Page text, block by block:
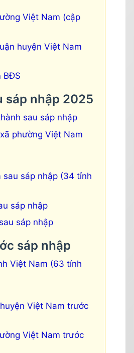
Việt Nam (cập
huyện Việt Nam
BĐS
sáp nhập 2025
sau sáp nhập
phường Việt Nam
sau sáp nhập (34 tỉnh
sáp nhập
sáp nhập
sáp nhập
Việt Nam (63 tỉnh
Việt Nam trước
Việt Nam trước